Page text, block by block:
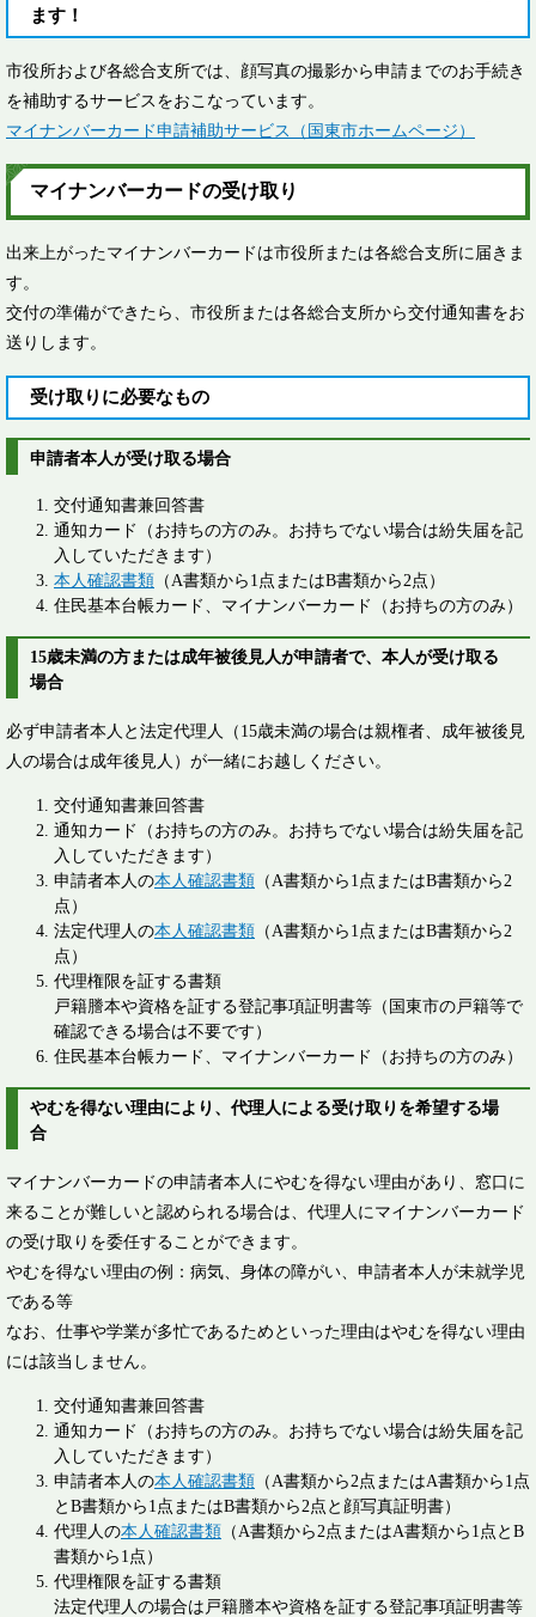
ます！
市役所および各総合支所では、顔写真の撮影から申請までのお手続き
を補助するサービスをおこなっています。
マイナンバーカード申請補助サービス（国東市ホームページ）
マイナンバーカードの受け取り
出来上がったマイナンバーカードは市役所または各総合支所に届きま
す。
交付の準備ができたら、市役所または各総合支所から交付通知書をお
送りします。
受け取りに必要なもの
申請者本人が受け取る場合
交付通知書兼回答書
通知カード（お持ちの方のみ。お持ちでない場合は紛失届を記
入していただきます）
本人確認書類 （A書類から1点またはB書類から2点）
住民基本台帳カード、マイナンバーカード（お持ちの方のみ）
15歳未満の方または成年被後見人が申請者で、本人が受け取る
場合
必ず申請者本人と法定代理人（15歳未満の場合は親権者、成年被後見
人の場合は成年後見人）が一緒にお越しください。
交付通知書兼回答書
通知カード（お持ちの方のみ。お持ちでない場合は紛失届を記
入していただきます）
申請者本人の本人確認書類 （A書類から1点またはB書類から2
点）
法定代理人の本人確認書類 （A書類から1点またはB書類から2
点）
代理権限を証する書類
戸籍謄本や資格を証する登記事項証明書等（国東市の戸籍等で
確認できる場合は不要です）
住民基本台帳カード、マイナンバーカード（お持ちの方のみ）
やむを得ない理由により、代理人による受け取りを希望する場
合
マイナンバーカードの申請者本人にやむを得ない理由があり、窓口に
来ることが難しいと認められる場合は、代理人にマイナンバーカード
の受け取りを委任することができます。
やむを得ない理由の例：病気、身体の障がい、申請者本人が未就学児
である等
なお、仕事や学業が多忙であるためといった理由はやむを得ない理由
には該当しません。
交付通知書兼回答書
通知カード（お持ちの方のみ。お持ちでない場合は紛失届を記
入していただきます）
申請者本人の本人確認書類 （A書類から2点またはA書類から1点
とB書類から1点またはB書類から2点と顔写真証明書）
代理人の本人確認書類 （A書類から2点またはA書類から1点とB
書類から1点）
代理権限を証する書類
法定代理人の場合は戸籍謄本や資格を証する登記事項証明書等